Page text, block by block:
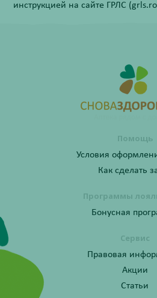
инструкцией на сайте ГРЛС
Помощь
Условия
Как сделать
Программы
Бонусная
Сервис
Правовая
Акции
Статьи